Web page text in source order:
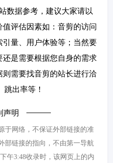
数据参考，建议大家请以
评估因素如：音剪的访问
量、用户体验等；当然要
是需要根据您自身的需求
则需要找音剪的站长进行洽
跳出率等！
声明
于网络，不保证外部链接的准
部链接的指向，不由第一导航
午3:48收录时，该网页上的内